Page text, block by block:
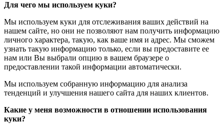
Для чего мы используем куки?
Мы используем куки для отслеживания ваших действий на
нашем сайте, но они не позволяют нам получить информацию
личного характера, такую, как ваше имя и адрес. Мы сможем
узнать такую информацию только, если вы предоставите ее
нам или Вы выбрали опцию в вашем браузере о
предоставлении такой информации автоматически.
Мы используем собранную информацию для анализа
тенденций и улучшения нашего сайта для наших клиентов.
Какие у меня возможности в отношении использования
куки?